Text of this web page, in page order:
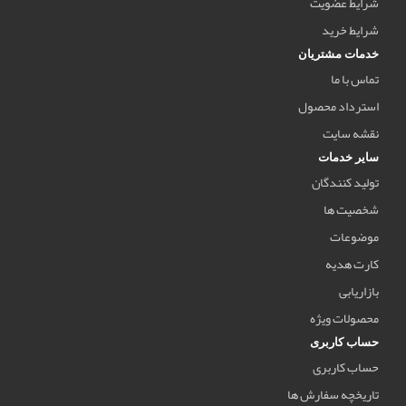
شرایط خرید
خدمات مشتریان
تماس با ما
استرداد محصول
نقشه سایت
سایر خدمات
تولید کنندگان
شخصیت ها
موضوعات
کارت هدیه
بازاریابی
محصولات ویژه
حساب کاربری
حساب کاربری
تاریخچه سفارش ها